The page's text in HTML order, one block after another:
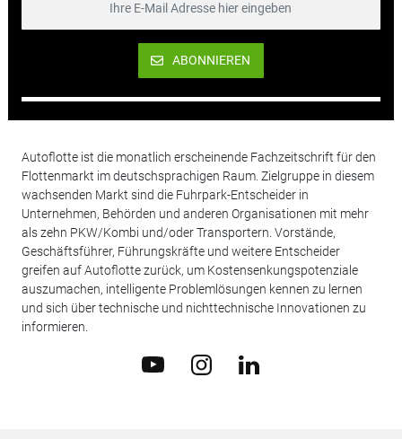
ABONNIEREN
Autoflotte ist die monatlich erscheinende Fachzeitschrift für den
Flottenmarkt im deutschsprachigen Raum. Zielgruppe in diesem
wachsenden Markt sind die Fuhrpark-Entscheider in
Unternehmen, Behörden und anderen Organisationen mit mehr
als zehn PKW/Kombi und/oder Transportern. Vorstände,
Geschäftsführer, Führungskräfte und weitere Entscheider
greifen auf Autoflotte zurück, um Kostensenkungspotenziale
auszumachen, intelligente Problemlösungen kennen zu lernen
und sich über technische und nichttechnische Innovationen zu
informieren.